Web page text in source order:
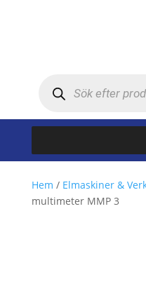
Hem / Elmaskiner &
multimeter MMP 3